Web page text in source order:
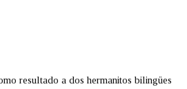
resultado a dos hermanitos bilingües